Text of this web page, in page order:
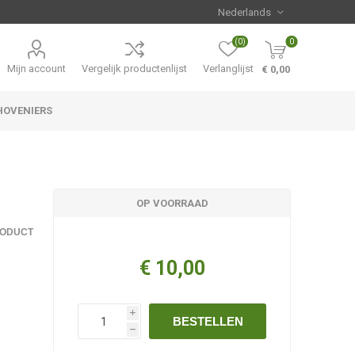
Mijn account Vergelijk productenlijst Verlanglijst
(0) 0
€ 0,00
OP VOORRAAD
€ 10,00
i
h
BESTELLEN